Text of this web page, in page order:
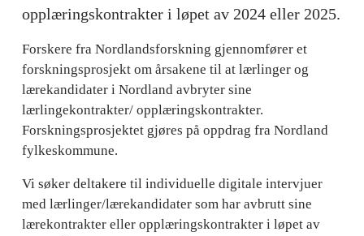
opplæringskontrakter i løpet av 2024 eller 2025.
Forskere fra Nordlandsforskning gjennomfører et
forskningsprosjekt om årsakene til at lærlinger og
lærekandidater i Nordland avbryter sine
lærlingekontrakter/ opplæringskontrakter.
Forskningsprosjektet gjøres på oppdrag fra Nordland
fylkeskommune.
Vi søker deltakere til individuelle digitale intervjuer
med lærlinger/lærekandidater som har avbrutt sine
lærekontrakter eller opplæringskontrakter i løpet av